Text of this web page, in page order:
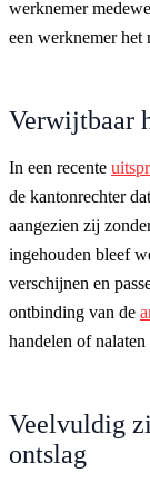
werknemer
een werknemer het
Verwijtbaar
In een recente
de kantonrechter
aangezien zij
ingehouden bleef
verschijnen en
ontbinding van de
handelen of
Veelvuldig
ontslag